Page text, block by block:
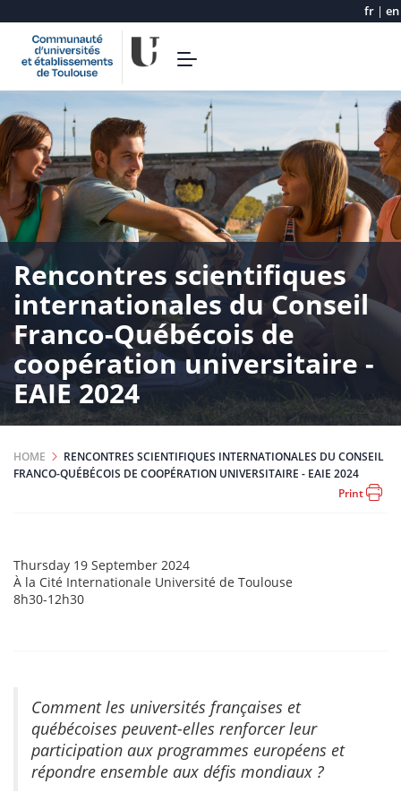
main
fr | en
Toggle
Rencontres scientifiques
internationales du Conseil
Franco-Québécois de
coopération universitaire -
EAIE 2024
HOME
RENCONTRES SCIENTIFIQUES INTERNATIONALES DU CONSEIL
FRANCO-QUÉBÉCOIS DE COOPÉRATION UNIVERSITAIRE - EAIE 2024
Print
Event
date
Thursday 19 September 2024
Durée
À la Cité Internationale Université de Toulouse
Event
8h30-12h30
Comment les universités françaises et
québécoises peuvent-elles renforcer leur
participation aux programmes européens et
répondre ensemble aux défis mondiaux ?